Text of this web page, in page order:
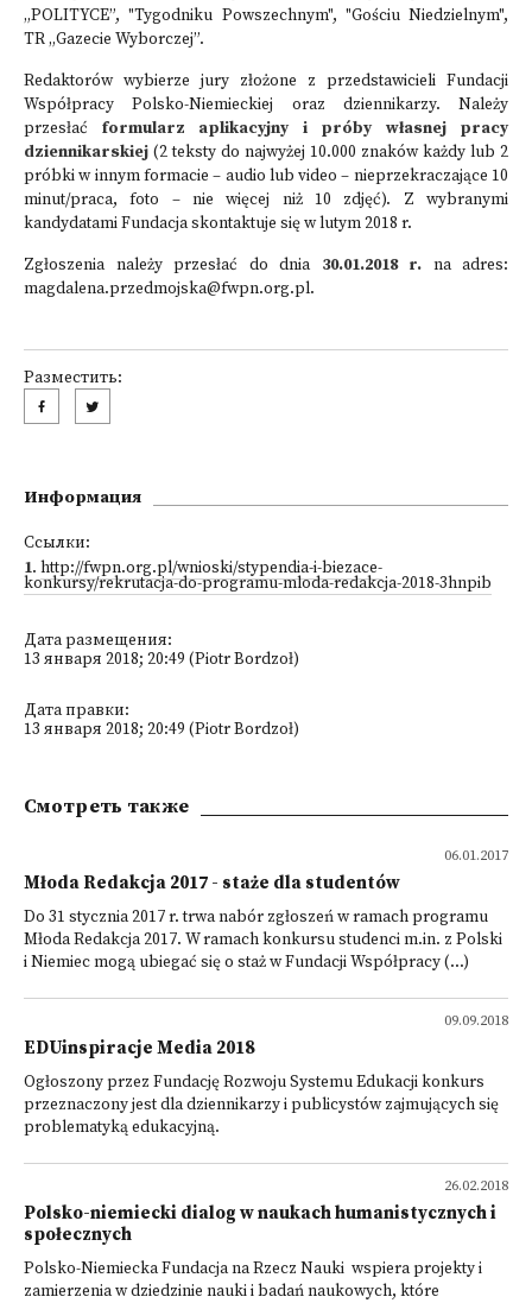
„POLITYCE”, "Tygodniku Powszechnym", "Gościu Niedzielnym",
TR „Gazecie Wyborczej”.
Redaktorów wybierze jury złożone z przedstawicieli Fundacji
Współpracy Polsko-Niemieckiej oraz dziennikarzy. Należy
przesłać formularz aplikacyjny i próby własnej pracy
dziennikarskiej (2 teksty do najwyżej 10.000 znaków każdy lub 2
próbki w innym formacie – audio lub video – nieprzekraczające 10
minut/praca, foto – nie więcej niż 10 zdjęć). Z wybranymi
kandydatami Fundacja skontaktuje się w lutym 2018 r.
Zgłoszenia należy przesłać do dnia 30.01.2018 r. na adres:
magdalena.przedmojska@fwpn.org.pl.
Разместить:
Информация
Ссылки:
1. http://fwpn.org.pl/wnioski/stypendia-i-biezace-
konkursy/rekrutacja-do-programu-mloda-redakcja-2018-3hnpib
Дата размещения:
13 января 2018; 20:49 (Piotr Bordzoł)
Дата правки:
13 января 2018; 20:49 (Piotr Bordzoł)
Смотреть также
06.01.2017
Młoda Redakcja 2017 - staże dla studentów
Do 31 stycznia 2017 r. trwa nabór zgłoszeń w ramach programu
Młoda Redakcja 2017. W ramach konkursu studenci m.in. z Polski
i Niemiec mogą ubiegać się o staż w Fundacji Współpracy (...)
09.09.2018
EDUinspiracje Media 2018
Ogłoszony przez Fundację Rozwoju Systemu Edukacji konkurs
przeznaczony jest dla dziennikarzy i publicystów zajmujących się
problematyką edukacyjną.
26.02.2018
Polsko-niemiecki dialog w naukach humanistycznych i
społecznych
Polsko-Niemiecka Fundacja na Rzecz Nauki wspiera projekty i
zamierzenia w dziedzinie nauki i badań naukowych, które